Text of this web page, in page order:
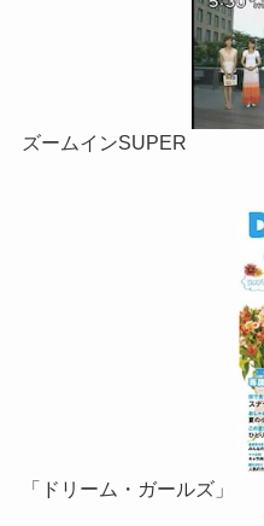
ズームインSUPER
「ドリーム・ガールズ」